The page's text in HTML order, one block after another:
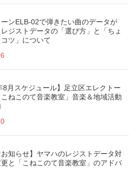
ンELB-02で弾きたい曲のデータが
ジストデータの「選び方」と「ちょ
ツ」について
8月スケジュール】足立区エレクトー
ねこのて音楽教室」音楽＆地域活動
お知らせ】ヤマハのレジストデータ対
と「こねこのて音楽教室」のアドバ